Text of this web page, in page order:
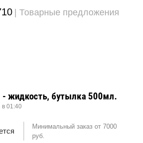
| Товарные предложения
- жидкость, бутылка 500мл.
01:40
Минимальный заказ от 7000
руб.